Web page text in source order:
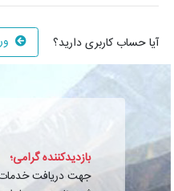
آیا حساب کاربری دارید؟
بازدیدکننده گرامی؛
جهت دریافت خدمات